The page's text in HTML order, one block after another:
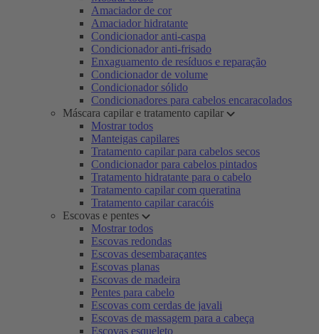
Amaciador de cor
Amaciador hidratante
Condicionador anti-caspa
Condicionador anti-frisado
Enxaguamento de resíduos e reparação
Condicionador de volume
Condicionador sólido
Condicionadores para cabelos encaracolados
Máscara capilar e tratamento capilar
Mostrar todos
Manteigas capilares
Tratamento capilar para cabelos secos
Condicionador para cabelos pintados
Tratamento hidratante para o cabelo
Tratamento capilar com queratina
Tratamento capilar caracóis
Escovas e pentes
Mostrar todos
Escovas redondas
Escovas desembaraçantes
Escovas planas
Escovas de madeira
Pentes para cabelo
Escovas com cerdas de javali
Escovas de massagem para a cabeça
Escovas esqueleto